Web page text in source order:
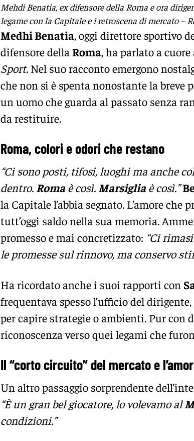
Mehdi Benatia, ex difensore della Roma e ora
legame con la Capitale e i retroscena di mercato –
Medhi Benatia, oggi direttore sportivo
difensore della Roma, ha parlato a
Sport. Nel suo racconto emergono
che non si è spenta nonostante la breve
un uomo che guarda al passato senza
da restituire.
Roma, colori e odori che restano
“Ci sono posti, tifosi, luoghi ma anche
dentro. Roma è così. Marsiglia è così.”
la Capitale l’abbia segnato. L’amore che
tutt’oggi saldo nella sua memoria.
promesso e mai concretizzato: “Ci
le promesse sul rinnovo, ma conservo
Ha ricordato anche i suoi rapporti con
frequentava spesso l’ufficio del
per capire strategie o ambienti. Pur con
riconoscenza verso quei legami che
Il “corto circuito” del mercato e
Un altro passaggio sorprendente
“È un gran bel giocatore, lo volevamo al
condizioni.”